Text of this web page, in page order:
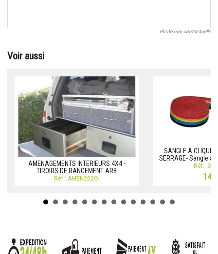
Photo non contractuelle
Voir aussi
AMENAGEMENTS INTERIEURS 4X4 -
TIROIRS DE RANGEMENT ARB
Réf.: AMEN202OI
SANGLE A
SERRAGE- Sangle à
Réf.: